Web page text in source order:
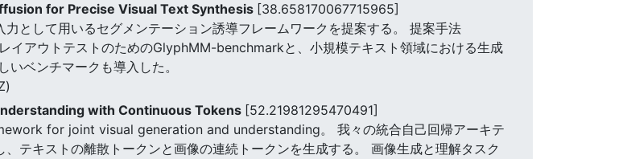
for Precise Visual Text Synthesis [38.658170067715965]
として用いるセグメンテーション誘導フレームワークを提案する。 提案手法
イアウトテストのためのGlyphMM-benchmarkと、小規模テキスト領域における生成
ベンチマークも導入した。
with Continuous Tokens [52.21981295470491]
for joint visual generation and understanding。 我々の統合自己回帰アーキテ
テキストの離散トークンと画像の連続トークンを生成する。 画像生成と理解タスク